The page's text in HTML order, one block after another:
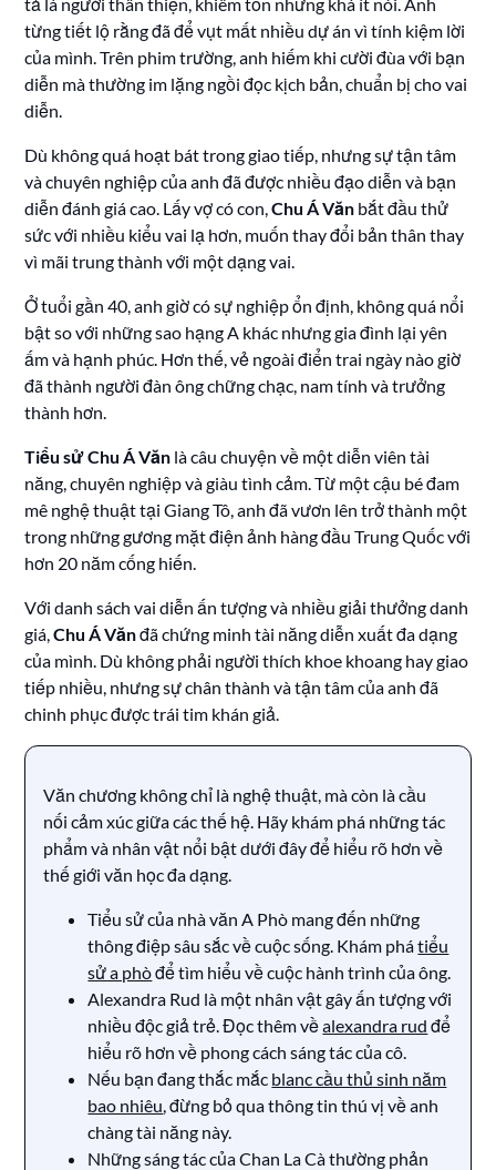
từng tiết lộ rằng đã để vụt mất nhiều dự án vì tính kiệm lời
của mình. Trên phim trường, anh hiếm khi cười đùa với bạn
diễn mà thường im lặng ngồi đọc kịch bản, chuẩn bị cho vai
diễn.
Dù không quá hoạt bát trong giao tiếp, nhưng sự tận tâm
và chuyên nghiệp của anh đã được nhiều đạo diễn và bạn
diễn đánh giá cao. Lấy vợ có con,Chu Á Văn bắt đầu thử
sức với nhiều kiểu vai lạ hơn, muốn thay đổi bản thân thay
vì mãi trung thành với một dạng vai.
Ở tuổi gần 40, anh giờ có sự nghiệp ổn định, không quá nổi
bật so với những sao hạng A khác nhưng gia đình lại yên
ấm và hạnh phúc. Hơn thế, vẻ ngoài điển trai ngày nào giờ
đã thành người đàn ông chững chạc, nam tính và trưởng
thành hơn.
Tiểu sử Chu Á Văn là câu chuyện về một diễn viên tài
năng, chuyên nghiệp và giàu tình cảm. Từ một cậu bé đam
mê nghệ thuật tại Giang Tô, anh đã vươn lên trở thành một
trong những gương mặt điện ảnh hàng đầu Trung Quốc với
hơn 20 năm cống hiến.
Với danh sách vai diễn ấn tượng và nhiều giải thưởng danh
giá,Chu Á Vănđã chứng minh tài năng diễn xuất đa dạng
của mình. Dù không phải người thích khoe khoang hay giao
tiếp nhiều, nhưng sự chân thành và tận tâm của anh đã
chinh phục được trái tim khán giả.
Văn chương không chỉ là nghệ thuật, mà còn là cầu
nối cảm xúc giữa các thế hệ. Hãy khám phá những tác
phẩm và nhân vật nổi bật dưới đây để hiểu rõ hơn về
thế giới văn học đa dạng.
Tiểu sử của nhà văn A Phò mang đến những
thông điệp sâu sắc về cuộc sống. Khám phátiểu
sử a phòđể tìm hiểu về cuộc hành trình của ông.
Alexandra Rud là một nhân vật gây ấn tượng với
nhiều độc giả trẻ. Đọc thêm vềalexandra rud để
hiểu rõ hơn về phong cách sáng tác của cô.
Nếu bạn đang thắc mắc blanc cầu thủ sinh năm
bao nhiêu , đừng bỏ qua thông tin thú vị về anh
chàng tài năng này.
Những sáng tác của Chan La Cà thường phản